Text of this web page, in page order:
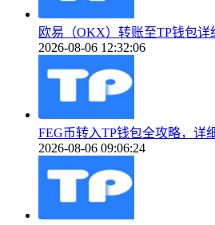
欧易（OKX）转账至TP钱包
2026-08-06 12:32:06
FEG币转入TP钱包全攻略，详
2026-08-06 09:06:24